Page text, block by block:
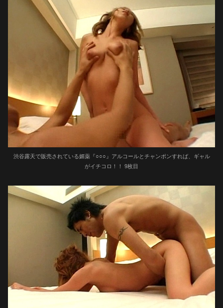
渋谷露天で販売されている媚薬『○○○』アルコールとチャンポンすれば、ギャル
がイチコロ！！ 9枚目